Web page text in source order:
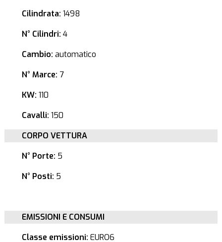
Cilindrata: 1498
N° Cilindri: 4
Cambio: automatico
N° Marce: 7
KW: 110
Cavalli: 150
CORPO VETTURA
N° Porte: 5
N° Posti: 5
EMISSIONI E CONSUMI
Classe emissioni: EURO6